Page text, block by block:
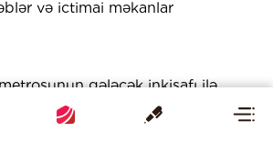
və ictimai məkanlar
gələcək inkişafı ilə
hazırlanmışdı. Layihələrdə